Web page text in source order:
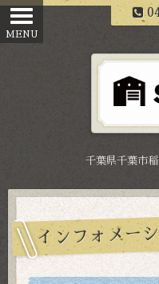
千葉県千葉市
インフォメー